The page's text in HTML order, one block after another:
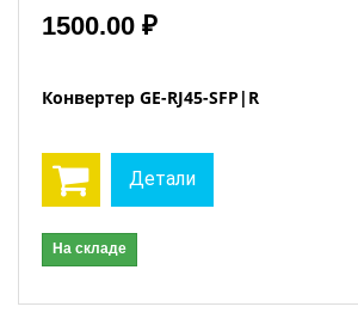
1500.00 ₽
Конвертер GE-RJ45-SFP|R
Детали
На складе